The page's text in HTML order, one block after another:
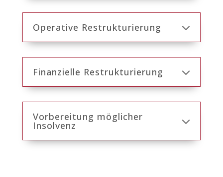
Operative Restrukturierung
Finanzielle Restrukturierung
Vorbereitung möglicher
Insolvenz